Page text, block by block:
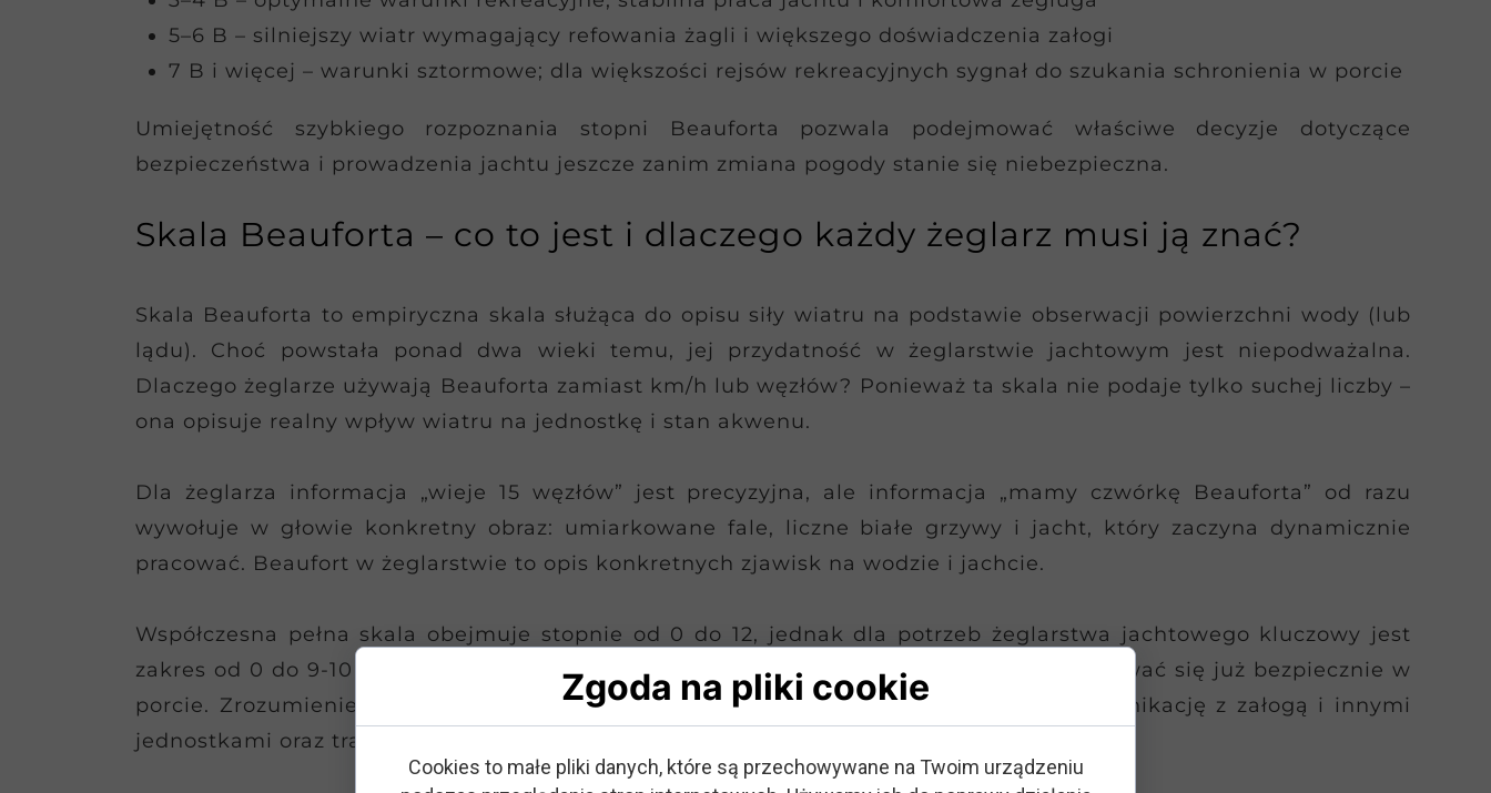
5–6 B – silniejszy wiatr wymagający refowania żagli i większego doświadczenia załogi
7 B i więcej – warunki sztormowe; dla większości rejsów rekreacyjnych sygnał do szukania schronienia w porcie
Umiejętność szybkiego rozpoznania stopni Beauforta pozwala podejmować właściwe decyzje dotyczące
bezpieczeństwa i prowadzenia jachtu jeszcze zanim zmiana pogody stanie się niebezpieczna.
Skala Beauforta – co to jest i dlaczego każdy żeglarz musi ją znać?
Skala Beauforta to empiryczna skala służąca do opisu siły wiatru na podstawie obserwacji powierzchni wody (lub
lądu). Choć powstała ponad dwa wieki temu, jej przydatność w żeglarstwie jachtowym jest niepodważalna.
Dlaczego żeglarze używają Beauforta zamiast km/h lub węzłów? Ponieważ ta skala nie podaje tylko suchej liczby –
ona opisuje realny wpływ wiatru na jednostkę i stan akwenu.
Dla żeglarza informacja „wieje 15 węzłów” jest precyzyjna, ale informacja „mamy czwórkę Beauforta” od razu
wywołuje w głowie konkretny obraz: umiarkowane fale, liczne białe grzywy i jacht, który zaczyna dynamicznie
pracować. Beaufort w żeglarstwie to opis konkretnych zjawisk na wodzie i jachcie.
Współczesna pełna skala obejmuje stopnie od 0 do 12, jednak dla potrzeb żeglarstwa jachtowego kluczowy jest
zakres od 0 do 9-10 B. Powyżej tej granicy jachty rekreacyjne zazwyczaj powinny znajdować się już bezpiecznie w
porcie. Zrozumienie, co to jest skala Beauforta w żeglarstwie, pozwala na lepszą komunikację z załogą i innymi
jednostkami oraz trafniejszą interpretację prognoz pogody.
Zgoda na pliki cookie
Cookies to małe pliki danych, które są przechowywane na Twoim urządzeniu